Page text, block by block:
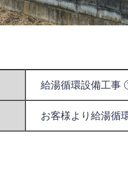
給湯循環設備工事
お客様より給湯循